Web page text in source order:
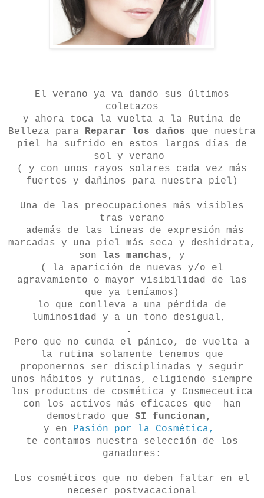
El verano ya va dando sus últimos
coletazos
y ahora toca la vuelta a la Rutina de
Belleza para Reparar los daños que nuestra
piel ha sufrido en estos largos días de
sol y verano
( y con unos rayos solares cada vez más
fuertes y dañinos para nuestra piel)
Una de las preocupaciones más visibles
tras verano
además de las líneas de expresión más
marcadas y una piel más seca y deshidrata,
son las manchas,
y
( la aparición de nuevas y/o el
agravamiento o mayor visibilidad de las
que ya teníamos)
lo que conlleva a una pérdida de
luminosidad y a un tono desigual,
.
Pero que no cunda el pánico, de vuelta a
la rutina solamente tenemos que
proponernos ser disciplinadas y seguir
unos hábitos y rutinas, eligiendo siempre
los productos de cosmética y Cosmeceutica
con los activos más eficaces que han
demostrado que SI funcionan,
y en Pasión por la Cosmética,
te contamos nuestra selección de los
ganadores:
Los cosméticos que no deben faltar en el
neceser postvacacional